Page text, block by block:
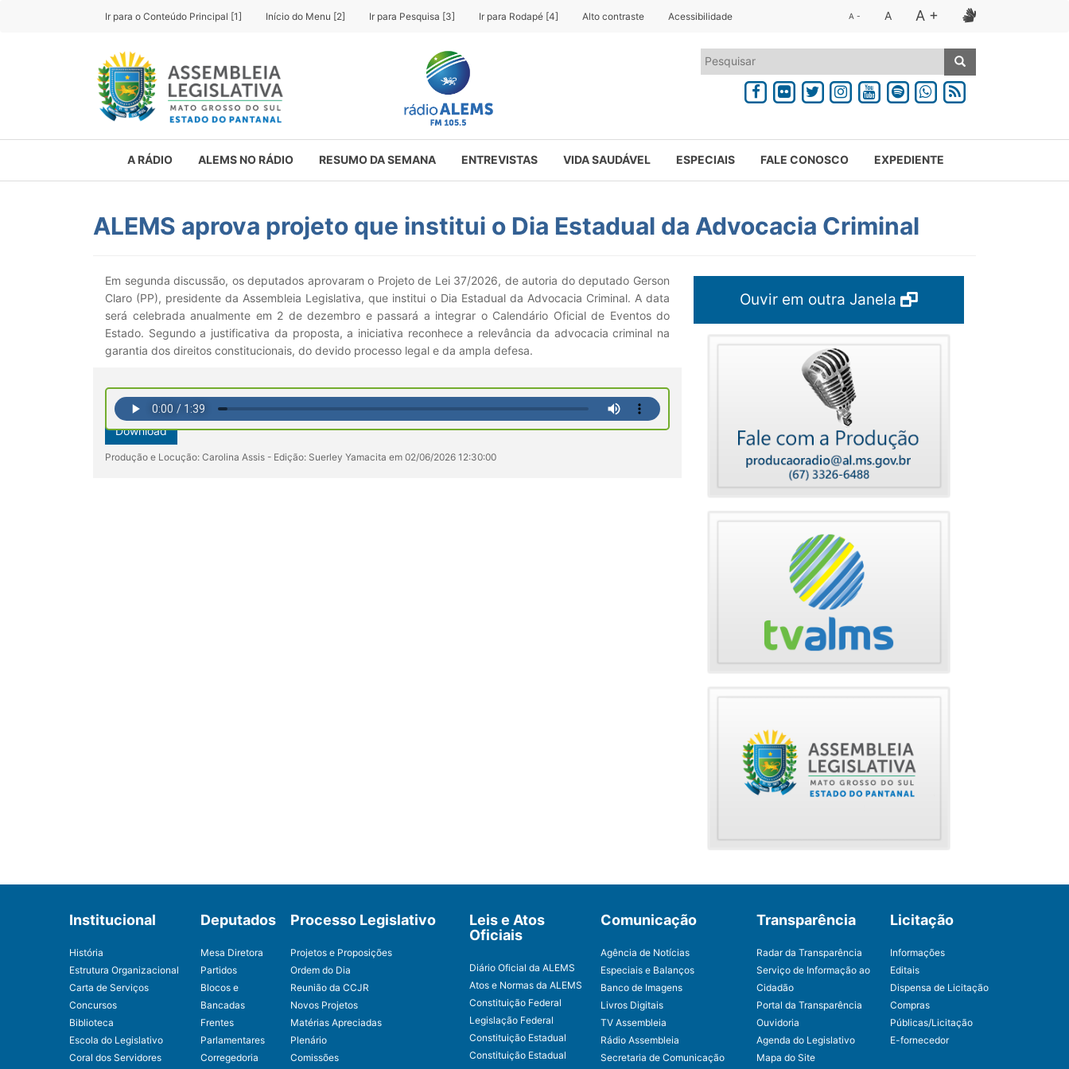
Ir para o Conteúdo Principal [1] Início do Menu [2] Ir para Pesquisa [3] Ir para Rodapé [4] Alto contraste Acessibilidade A - A A +
A RÁDIO ALEMS NO RÁDIO RESUMO DA SEMANA ENTREVISTAS VIDA SAUDÁVEL ESPECIAIS FALE CONOSCO EXPEDIENTE
ALEMS aprova projeto que institui o Dia Estadual da Advocacia Criminal
Em segunda discussão, os deputados aprovaram o Projeto de Lei 37/2026, de autoria do deputado Gerson
Claro (PP), presidente da Assembleia Legislativa, que institui o Dia Estadual da Advocacia Criminal. A data
será celebrada anualmente em 2 de dezembro e passará a integrar o Calendário Oficial de Eventos do
Estado. Segundo a justificativa da proposta, a iniciativa reconhece a relevância da advocacia criminal na
garantia dos direitos constitucionais, do devido processo legal e da ampla defesa.
Download
Produção e Locução: Carolina Assis - Edição: Suerley Yamacita em 02/06/2026 12:30:00
Ouvir em outra Janela
Institucional
História
Estrutura Organizacional
Carta de Serviços
Concursos
Biblioteca
Escola do Legislativo
Coral dos Servidores
Deputados
Mesa Diretora
Partidos
Blocos e
Bancadas
Frentes
Parlamentares
Corregedoria
Processo Legislativo
Projetos e Proposições
Ordem do Dia
Reunião da CCJR
Novos Projetos
Matérias Apreciadas
Plenário
Comissões
Leis e Atos
Oficiais
Diário Oficial da ALEMS
Atos e Normas da ALEMS
Constituição Federal
Legislação Federal
Constituição Estadual
Constituição Estadual
Comunicação
Agência de Notícias
Especiais e Balanços
Banco de Imagens
Livros Digitais
TV Assembleia
Rádio Assembleia
Secretaria de Comunicação
Transparência
Radar da Transparência
Serviço de Informação ao
Cidadão
Portal da Transparência
Ouvidoria
Agenda do Legislativo
Mapa do Site
Licitação
Informações
Editais
Dispensa de Licitação
Compras
Públicas/Licitação
E-fornecedor